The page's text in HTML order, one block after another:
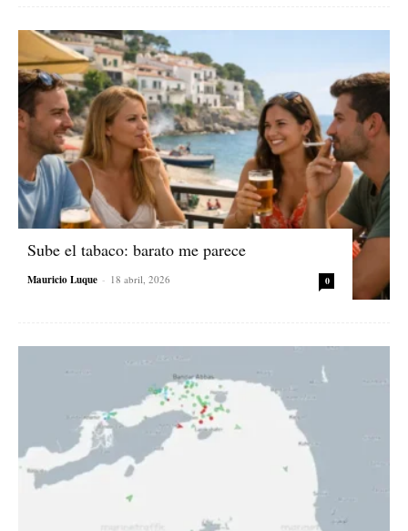
Sube el tabaco: barato me parece
Mauricio Luque - 18 abril, 2026 0